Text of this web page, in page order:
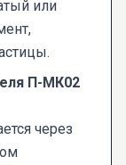
или
П-МК02
через